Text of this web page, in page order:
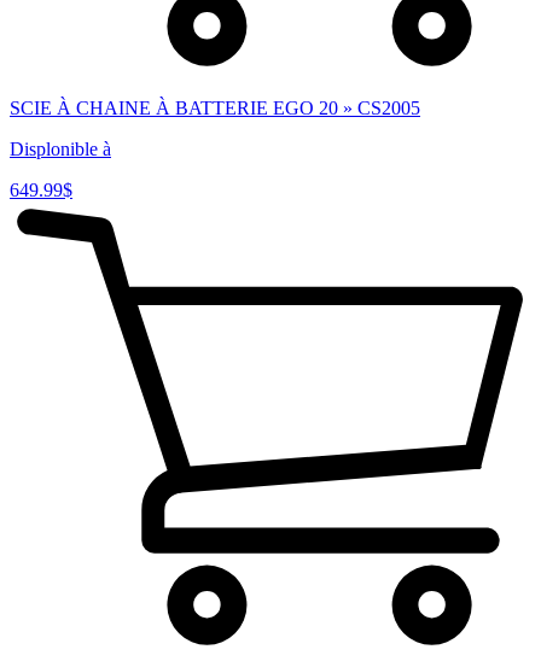
SCIE À CHAINE À BATTERIE EGO 20 » CS2005
Displonible à
649.99$